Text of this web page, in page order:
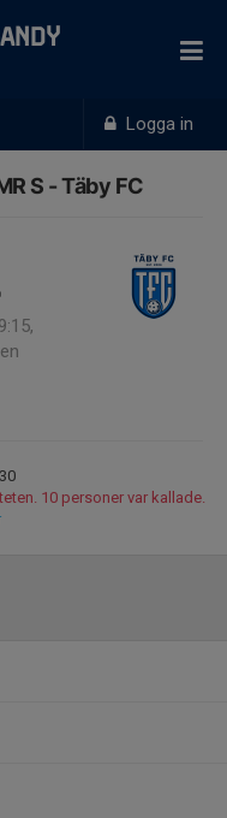
Logga in
S - Täby FC
10 personer var kallade.